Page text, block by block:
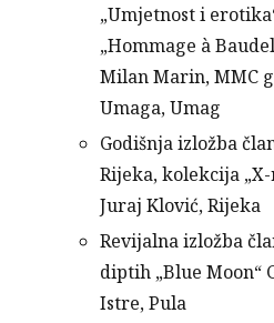
„Umjetnost i
„Hommage à
Milan Marin, MMC
Umaga, Umag
Godišnja izložba
Rijeka, kolekcija
Juraj Klović, Rijeka
Revijalna izložba
diptih „Blue Moon“
Istre, Pula